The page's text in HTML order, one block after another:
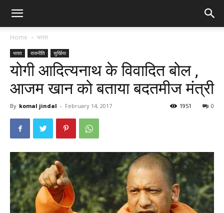
Home भारत
भारत राजनीति सुर्खिया
योगी आदित्यनाथ के विवादित बोल ,
आजम खान को बताया बदतमीज मंत्री
By komal jindal - February 14, 2017 0
1951